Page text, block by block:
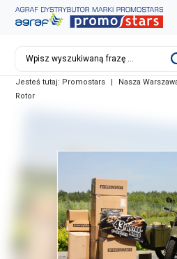
Jesteś tutaj: Promostars | Nasza
Rotor